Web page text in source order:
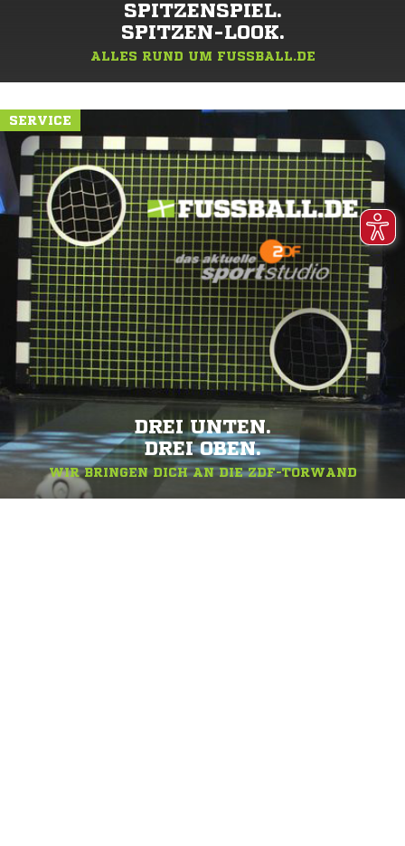
SPITZENSPIEL.
SPITZEN-LOOK.
ALLES RUND UM FUSSBALL.DE
SERVICE
DREI UNTEN.
DREI OBEN.
WIR BRINGEN DICH AN DIE ZDF-TORWAND